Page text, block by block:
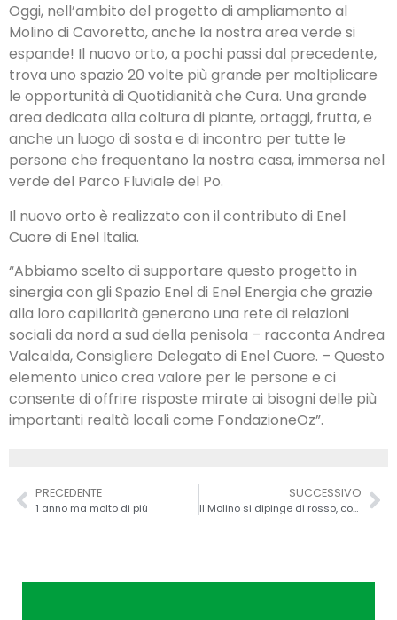
Oggi, nell’ambito del progetto di ampliamento al
Molino di Cavoretto, anche la nostra area verde si
espande! Il nuovo orto, a pochi passi dal precedente,
trova uno spazio 20 volte più grande per moltiplicare
le opportunità di Quotidianità che Cura. Una grande
area dedicata alla coltura di piante, ortaggi, frutta, e
anche un luogo di sosta e di incontro per tutte le
persone che frequentano la nostra casa, immersa nel
verde del Parco Fluviale del Po.
Il nuovo orto è realizzato con il contributo di Enel
Cuore di Enel Italia.
“Abbiamo scelto di supportare questo progetto in
sinergia con gli Spazio Enel di Enel Energia che grazie
alla loro capillarità generano una rete di relazioni
sociali da nord a sud della penisola – racconta Andrea
Valcalda, Consigliere Delegato di Enel Cuore. – Questo
elemento unico crea valore per le persone e ci
consente di offrire risposte mirate ai bisogni delle più
importanti realtà locali come FondazioneOz”.
PRECEDENTE
1 anno ma molto di più
SUCCESSIVO
Il Molino si dipinge di rosso, come CasaOz